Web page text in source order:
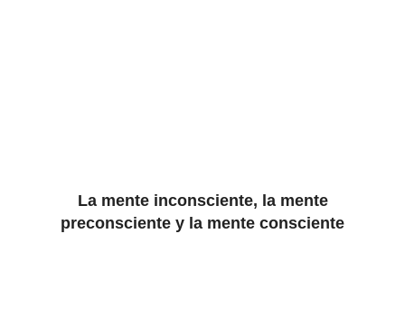
La mente inconsciente, la mente
preconsciente y la mente consciente